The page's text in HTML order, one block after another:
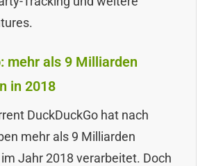
mehr als 9 Milliarden
in 2018
DuckDuckGo hat nach
mehr als 9 Milliarden
Jahr 2018 verarbeitet. Doch